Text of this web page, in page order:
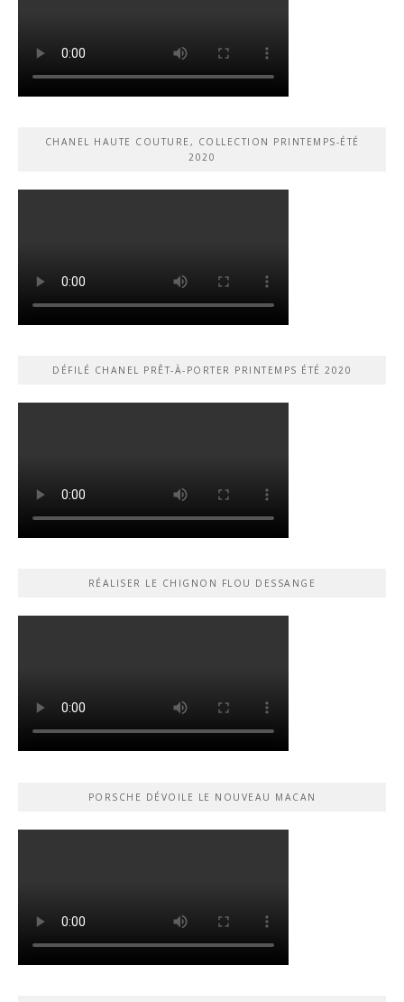
CHANEL HAUTE COUTURE, COLLECTION PRINTEMPS-ÉTÉ
2020
DÉFILÉ CHANEL PRÊT-À-PORTER PRINTEMPS ÉTÉ 2020
RÉALISER LE CHIGNON FLOU DESSANGE
PORSCHE DÉVOILE LE NOUVEAU MACAN